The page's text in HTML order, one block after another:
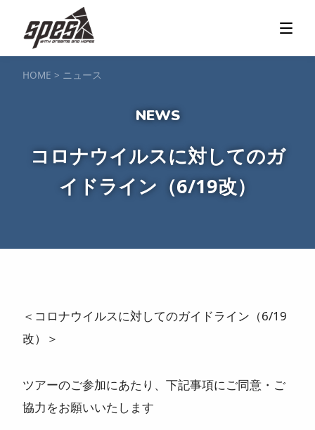
那須矢の目ダム湖
ツアー＆料金プラン
フォト＆ムービー
塩原渓谷 カヌー / 遊覧サップ
スノーボードスクール
プライベートレッスン
ジュニア育成特別レッスン「Jクラブ」 Spesハンターマニア
ニュース
スタッフ紹介
HOME > ニュース
コロナウイルスに対してのガ
イドライン（6/19改）
＜コロナウイルスに対してのガイドライン（6/19
改）＞
ツアーのご参加にあたり、下記事項にご同意・ご
協力をお願いいたします